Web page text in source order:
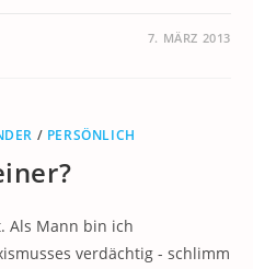
7. MÄRZ 2013
/ PERSÖNLICH
Als Mann bin ich
verdächtig - schlimm